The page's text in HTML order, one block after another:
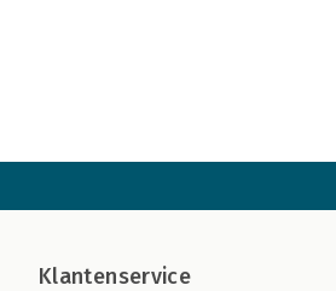
Klantenservice